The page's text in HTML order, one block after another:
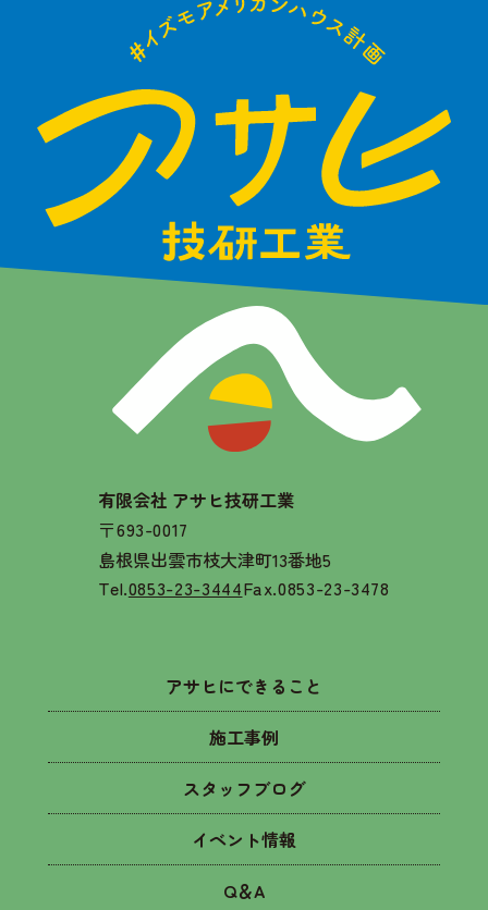
有限会社 アサヒ技研工業
〒693-0017
島根県出雲市枝大津町13番地5
Tel.0853-23-3444Fax.0853-23-3478
アサヒにできること
施工事例
スタッフブログ
イベント情報
Q＆A